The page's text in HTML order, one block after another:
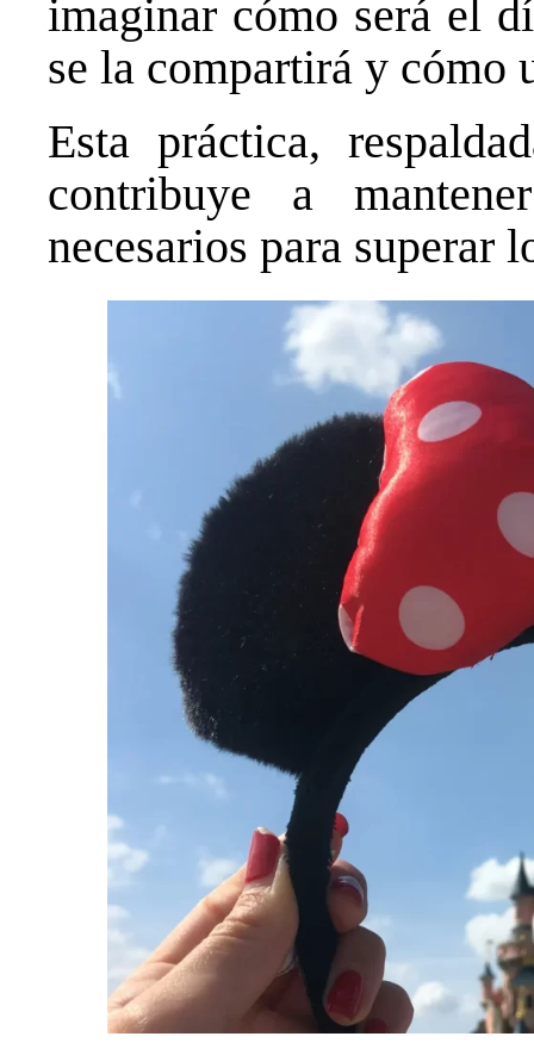
imaginar cómo será el
se la compartirá y cómo
Esta práctica,
contribuye a
necesarios para superar